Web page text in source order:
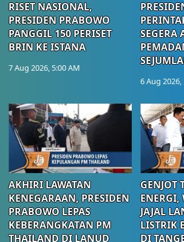
RISET NASIONAL,
PRESIDEN PRABOWO
PANGGIL 150 PERISET
BRIN KE ISTANA
7 Aug 2026, 5:00 AM
SEGERA
6 Aug 2026,
AKHIRI LAWATAN
KENEGARAAN, PRESIDEN
PRABOWO LEPAS
KEBERANGKATAN PM
THAILAND DI LANUD
GENJOT
ENERGI,
JAJAL
LISTRIK
DI